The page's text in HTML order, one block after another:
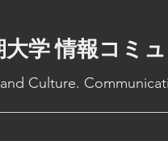
学 情報コミ
Culture.